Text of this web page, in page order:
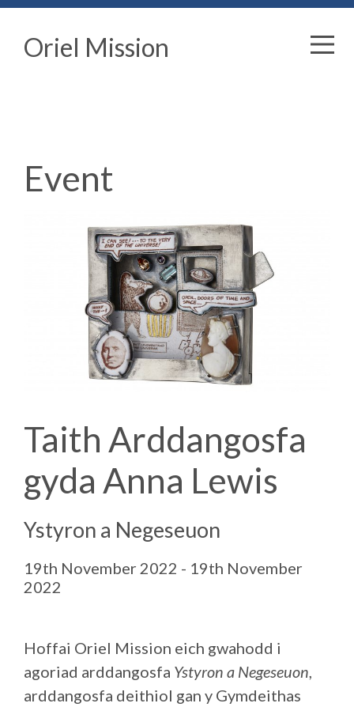
Oriel Mission
Event
Taith Arddangosfa
gyda Anna Lewis
Ystyron a Negeseuon
19th November 2022 - 19th November
2022
Hoffai Oriel Mission eich gwahodd i
agoriad arddangosfa Ystyron a Negeseuon,
arddangosfa deithiol gan y Gymdeithas